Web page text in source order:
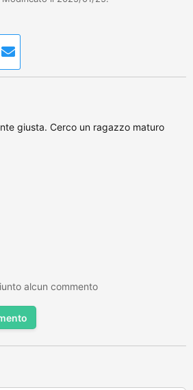
giusta. Cerco un ragazzo maturo
alcun commento